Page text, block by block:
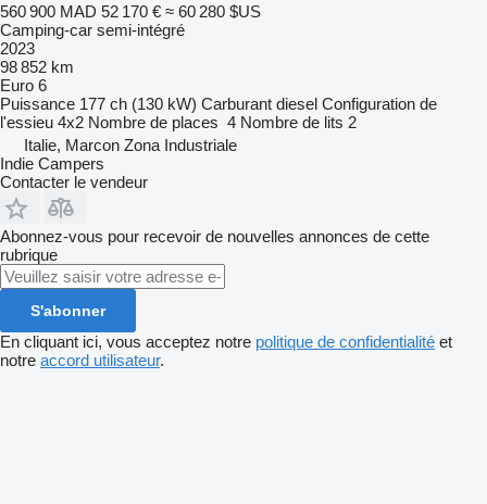
560 900 MAD 52 170 € ≈ 60 280 $US
Camping-car semi-intégré
2023
98 852 km
Euro 6
Puissance 177 ch (130 kW) Carburant diesel Configuration de
l'essieu 4x2 Nombre de places 4 Nombre de lits 2
Italie, Marcon Zona Industriale
Indie Campers
Contacter le vendeur
Abonnez-vous pour recevoir de nouvelles annonces de cette
rubrique
S'abonner
En cliquant ici, vous acceptez notre politique de confidentialité et
notre accord utilisateur.